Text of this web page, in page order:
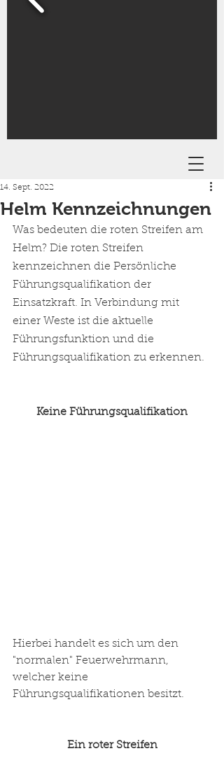
Helm Kennzeichnungen
14. Sept. 2022
Was bedeuten die roten Streifen am
Helm? Die roten Streifen
kennzeichnen die Persönliche
Führungsqualifikation der
Einsatzkraft. In Verbindung mit
einer Weste ist die aktuelle
Führungsfunktion und die
Führungsqualifikation zu erkennen.
Keine Führungsqualifikation
Hierbei handelt es sich um den
"normalen" Feuerwehrmann,
welcher keine
Führungsqualifikationen besitzt.
Ein roter Streifen